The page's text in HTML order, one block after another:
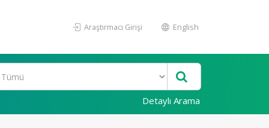
Araştırmacı Girişi English
Detaylı Arama